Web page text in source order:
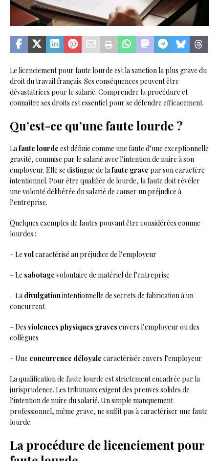
Le licenciement pour faute lourde est la sanction la plus grave du
droit du travail français. Ses conséquences peuvent être
dévastatrices pour le salarié. Comprendre la procédure et
connaître ses droits est essentiel pour se défendre efficacement.
Qu’est-ce qu’une faute lourde ?
La faute lourde est définie comme une faute d’une exceptionnelle
gravité, commise par le salarié avec l’intention de nuire à son
employeur. Elle se distingue de la faute grave par son caractère
intentionnel. Pour être qualifiée de lourde, la faute doit révéler
une volonté délibérée du salarié de causer un préjudice à
l’entreprise.
Quelques exemples de fautes pouvant être considérées comme
lourdes :
– Le volcaractérisé au préjudice de l’employeur
– Le sabotage volontaire de matériel de l’entreprise
– La divulgationintentionnelle de secrets de fabrication à un
concurrent
– Des violences physiques graves envers l’employeur ou des
collègues
– Une concurrence déloyale caractérisée envers l’employeur
La qualification de faute lourde est strictement encadrée par la
jurisprudence. Les tribunaux exigent des preuves solides de
l’intention de nuire du salarié. Un simple manquement
professionnel, même grave, ne suffit pas à caractériser une faute
lourde.
La procédure de licenciement pour